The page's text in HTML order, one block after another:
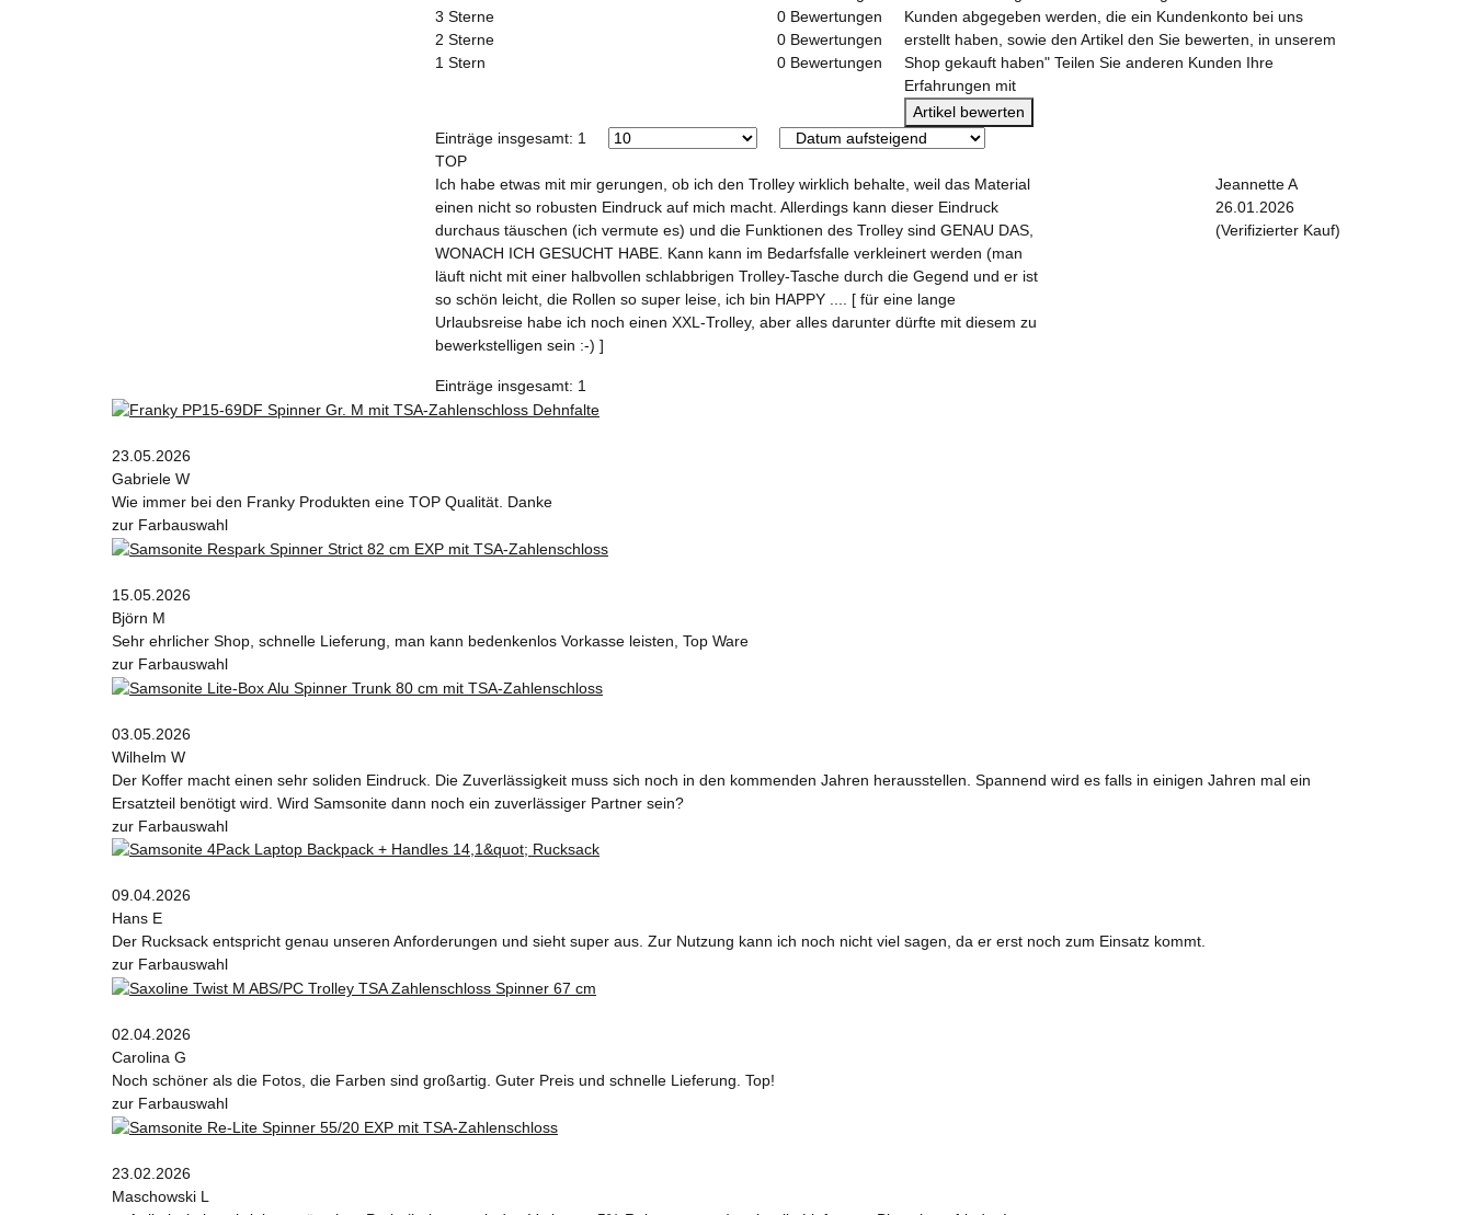
3 Sterne
0 Bewertungen
2 Sterne
0 Bewertungen
1 Stern
0 Bewertungen
Kunden abgegeben werden, die ein Kundenkonto bei uns
erstellt haben, sowie den Artikel den Sie bewerten, in unserem
Shop gekauft haben" Teilen Sie anderen Kunden Ihre
Erfahrungen mit
Artikel bewerten
Einträge insgesamt: 1
TOP
Ich habe etwas mit mir gerungen, ob ich den Trolley wirklich behalte, weil das Material
einen nicht so robusten Eindruck auf mich macht. Allerdings kann dieser Eindruck
durchaus täuschen (ich vermute es) und die Funktionen des Trolley sind GENAU DAS,
WONACH ICH GESUCHT HABE. Kann kann im Bedarfsfalle verkleinert werden (man
läuft nicht mit einer halbvollen schlabbrigen Trolley-Tasche durch die Gegend und er ist
so schön leicht, die Rollen so super leise, ich bin HAPPY .... [ für eine lange
Urlaubsreise habe ich noch einen XXL-Trolley, aber alles darunter dürfte mit diesem zu
bewerkstelligen sein :-) ]
Jeannette A
26.01.2026
(Verifizierter Kauf)
Einträge insgesamt: 1
23.05.2026
Gabriele W
Wie immer bei den Franky Produkten eine TOP Qualität. Danke
zur Farbauswahl
15.05.2026
Björn M
Sehr ehrlicher Shop, schnelle Lieferung, man kann bedenkenlos Vorkasse leisten, Top Ware
zur Farbauswahl
03.05.2026
Wilhelm W
Der Koffer macht einen sehr soliden Eindruck. Die Zuverlässigkeit muss sich noch in den kommenden Jahren herausstellen. Spannend wird es falls in einigen Jahren mal ein
Ersatzteil benötigt wird. Wird Samsonite dann noch ein zuverlässiger Partner sein?
zur Farbauswahl
09.04.2026
Hans E
Der Rucksack entspricht genau unseren Anforderungen und sieht super aus. Zur Nutzung kann ich noch nicht viel sagen, da er erst noch zum Einsatz kommt.
zur Farbauswahl
02.04.2026
Carolina G
Noch schöner als die Fotos, die Farben sind großartig. Guter Preis und schnelle Lieferung. Top!
zur Farbauswahl
23.02.2026
Maschowski L